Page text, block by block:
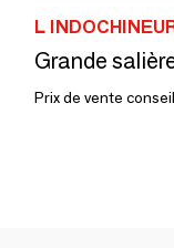
L
Grande
Prix de vente